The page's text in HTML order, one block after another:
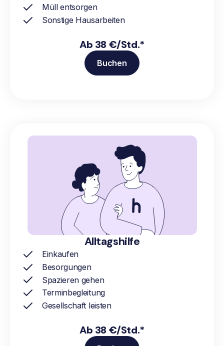
Müll entsorgen
Sonstige Hausarbeiten
Ab 38 €/Std.*
Buchen
Alltagshilfe
Einkaufen
Besorgungen
Spazieren gehen
Terminbegleitung
Gesellschaft leisten
Ab 38 €/Std.*